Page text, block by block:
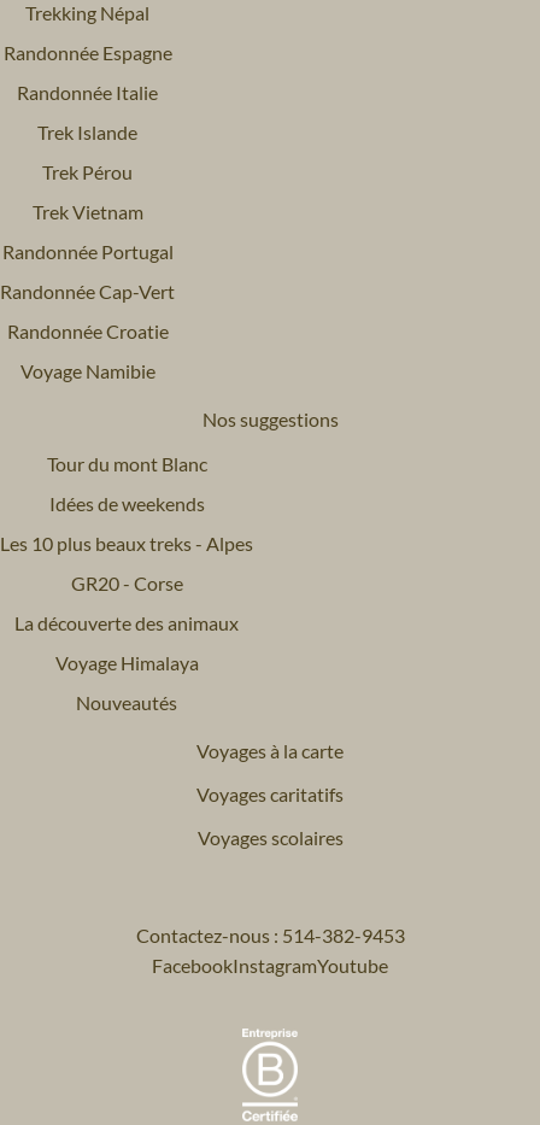
Trekking Népal
Randonnée Espagne
Randonnée Italie
Trek Islande
Trek Pérou
Trek Vietnam
Randonnée Portugal
Randonnée Cap-Vert
Randonnée Croatie
Voyage Namibie
Nos suggestions
Tour du mont Blanc
Idées de weekends
Les 10 plus beaux treks - Alpes
GR20 - Corse
La découverte des animaux
Voyage Himalaya
Nouveautés
Voyages à la carte
Voyages caritatifs
Voyages scolaires
Contactez-nous : 514-382-9453
FacebookInstagramYoutube